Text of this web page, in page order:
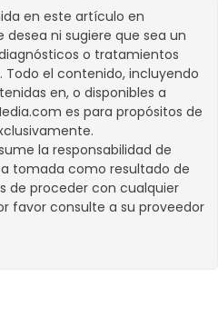
en este artículo en
desea ni sugiere que sea un
o tratamientos
Todo el contenido, incluyendo
en, o disponibles a
es para propósitos de
la responsabilidad de
tomada como resultado de
de proceder con cualquier
favor consulte a su proveedor